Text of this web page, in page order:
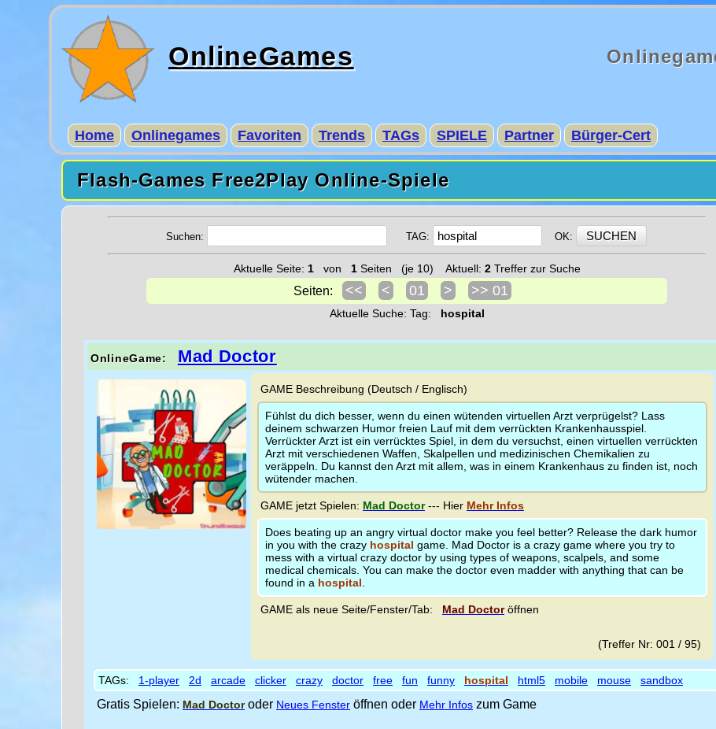
OnlineGames
Home Onlinegames Favoriten Trends TAGs SPIELE Partner Bürger-Cert
Flash-Games Free2Play Online-Spiele
Suchen: TAG: OK:
Aktuelle Seite: 1von 1Seiten (je 10) Aktuell: 2Treffer zur Suche
Seiten: << < 01 > >> 01
Aktuelle Suche: Tag: hospital
OnlineGame: Mad Doctor
GAME Beschreibung (Deutsch / Englisch)
Fühlst du dich besser, wenn du einen wütenden virtuellen Arzt verprügelst? Lass
deinem schwarzen Humor freien Lauf mit dem verrückten Krankenhausspiel.
Verrückter Arzt ist ein verrücktes Spiel, in dem du versuchst, einen virtuellen verrückten
Arzt mit verschiedenen Waffen, Skalpellen und medizinischen Chemikalien zu
veräppeln. Du kannst den Arzt mit allem, was in einem Krankenhaus zu finden ist, noch
wütender machen.
GAME jetzt Spielen: Mad Doctor--- Hier Mehr Infos
Does beating up an angry virtual doctor make you feel better? Release the dark humor
in you with the crazy hospital game. Mad Doctor is a crazy game where you try to
mess with a virtual crazy doctor by using types of weapons, scalpels, and some
medical chemicals. You can make the doctor even madder with anything that can be
found in a hospital
GAME als neue Seite/Fenster/Tab: Mad Doctoröffnen
(Treffer Nr: 001 / 95)
TAGs: 1-player 2d arcade clicker crazy doctor free fun funny hospital html5 mobile mouse sandbox
Gratis Spielen: Mad Doctoroder Neues Fenster öffnen oder Mehr Infos zum Game